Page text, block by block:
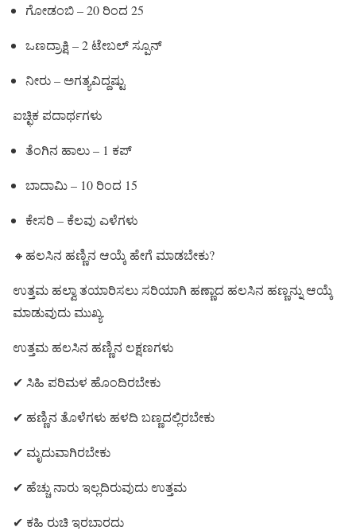
ಗೋಡಂಬಿ – 20 ರಿಂದ 25
ಒಣದ್ರಾಕ್ಷಿ – 2 ಟೇಬಲ್ ಸ್ಪೂನ್
ನೀರು – ಅಗತ್ಯವಿದ್ದಷ್ಟು
ಐಚ್ಛಿಕ ಪದಾರ್ಥಗಳು
ತೆಂಗಿನ ಹಾಲು – 1 ಕಪ್
ಬಾದಾಮಿ – 10 ರಿಂದ 15
ಕೇಸರಿ – ಕೆಲವು ಎಳೆಗಳು
🔸ಹಲಸಿನ ಹಣ್ಣಿನ ಆಯ್ಕೆ ಹೇಗೆ ಮಾಡಬೇಕು?
ಉತ್ತಮ ಹಲ್ವಾ ತಯಾರಿಸಲು ಸರಿಯಾಗಿ ಹಣ್ಣಾದ ಹಲಸಿನ ಹಣ್ಣನ್ನು ಆಯ್ಕೆ
ಮಾಡುವುದು ಮುಖ್ಯ.
ಉತ್ತಮ ಹಲಸಿನ ಹಣ್ಣಿನ ಲಕ್ಷಣಗಳು
✔ ಸಿಹಿ ಪರಿಮಳ ಹೊಂದಿರಬೇಕು
✔ ಹಣ್ಣಿನ ತೊಳೆಗಳು ಹಳದಿ ಬಣ್ಣದಲ್ಲಿರಬೇಕು
✔ ಮೃದುವಾಗಿರಬೇಕು
✔ ಹೆಚ್ಚು ನಾರು ಇಲ್ಲದಿರುವುದು ಉತ್ತಮ
✔ ಕಹಿ ರುಚಿ ಇರಬಾರದು